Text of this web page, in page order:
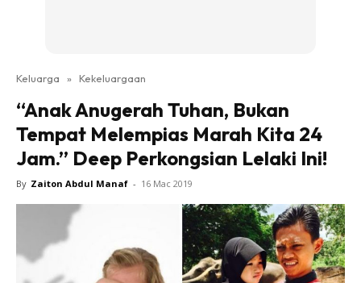
Keluarga » Kekeluargaan
“Anak Anugerah Tuhan, Bukan
Tempat Melempias Marah Kita 24
Jam.” Deep Perkongsian Lelaki Ini!
By Zaiton Abdul Manaf - 16 Mac 2019